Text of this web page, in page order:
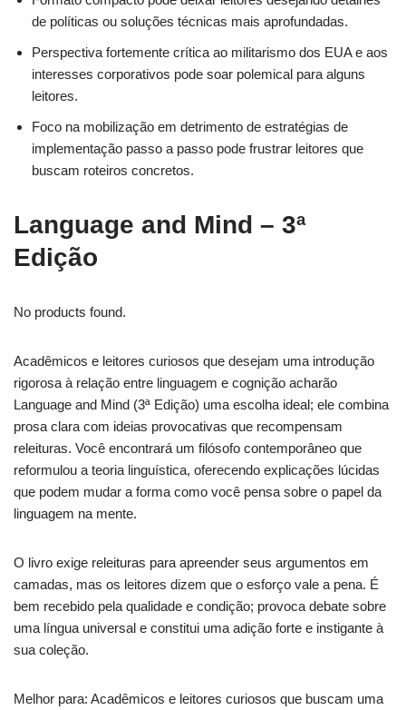
de políticas ou soluções técnicas mais aprofundadas.
Perspectiva fortemente crítica ao militarismo dos EUA e aos
interesses corporativos pode soar polemical para alguns
leitores.
Foco na mobilização em detrimento de estratégias de
implementação passo a passo pode frustrar leitores que
buscam roteiros concretos.
Language and Mind – 3ª
Edição
No products found.
Acadêmicos e leitores curiosos que desejam uma introdução
rigorosa à relação entre linguagem e cognição acharão
Language and Mind (3ª Edição) uma escolha ideal; ele combina
prosa clara com ideias provocativas que recompensam
releituras. Você encontrará um filósofo contemporâneo que
reformulou a teoria linguística, oferecendo explicações lúcidas
que podem mudar a forma como você pensa sobre o papel da
linguagem na mente.
O livro exige releituras para apreender seus argumentos em
camadas, mas os leitores dizem que o esforço vale a pena. É
bem recebido pela qualidade e condição; provoca debate sobre
uma língua universal e constitui uma adição forte e instigante à
sua coleção.
Melhor para: Acadêmicos e leitores curiosos que buscam uma